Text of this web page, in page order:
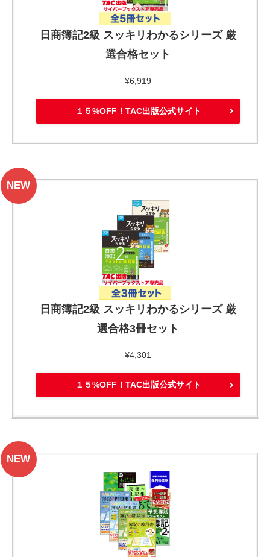
日商簿記2級 スッキリわかるシリーズ 厳
選合格セット
¥6,919
１５%OFF！TAC出版公式サイト
日商簿記2級 スッキリわかるシリーズ 厳
選合格3冊セット
¥4,301
１５%OFF！TAC出版公式サイト
NEW
NEW